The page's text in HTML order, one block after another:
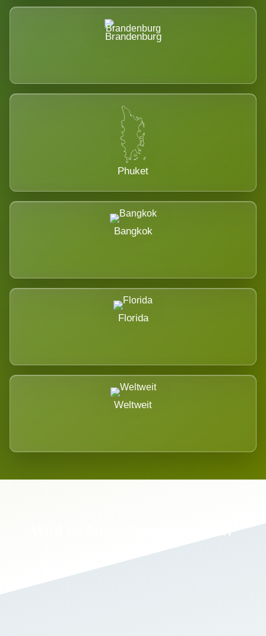
Brandenburg
Phuket
Bangkok
Florida
Weltweit
Wird es Auswirkungen geben?